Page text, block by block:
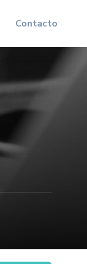
Contacto